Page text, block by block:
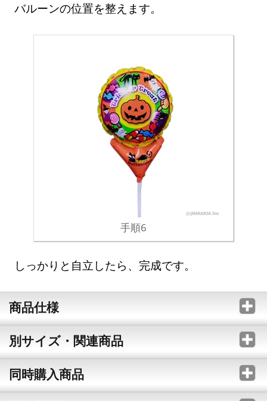
バルーンの位置を整えます。
手順6
しっかりと自立したら、完成です。
商品仕様
別サイズ・関連商品
同時購入商品